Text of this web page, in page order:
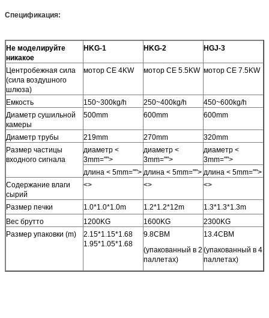
Спецификация:
Не моделируйте
никакое
HKG-1 HKG-2 HGJ-3
Центробежная сила
(сила воздушного
шлюза)
мотор CE 4KW мотор CE 5.5KW мотор CE 7.5KW
Емкость 150~300kg/h 250~400kg/h
450~600kg/h
Диаметр сушильной
камеры
500mm 600mm 600mm
Диаметр трубы 219mm 270mm
320mm
Размер частицы
входного сигнала
диаметр <
3mm="">
диаметр <
3mm="">
диаметр <
3mm="">
длина < 5mm=""> длина < 5mm=""> длина < 5mm="">
Содержание влаги
сырий
<> <> <>
Размер печки 1.0*1.0*1.0m 1.2*1.2*12m
1.3*1.3*1.3m
Вес брутто
1200KG 1600KG
2300KG
Размер упаковки (m)
2.15*1.15*1.68
1.95*1.05*1.68
9.8CBM
(упакованный в 2
паллетах)
13.4CBM
(упакованный в 4
паллетах)